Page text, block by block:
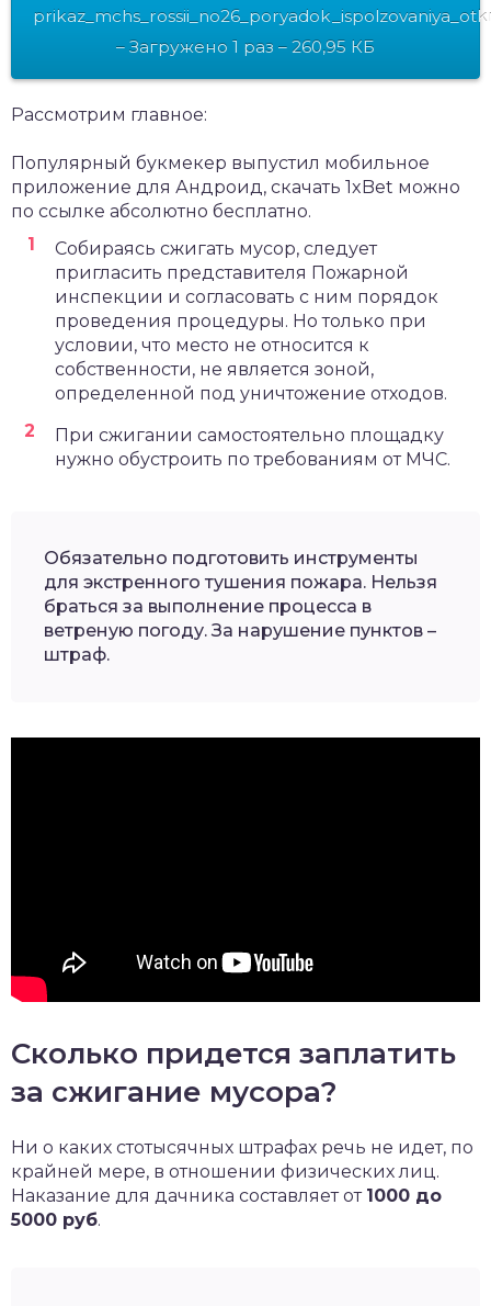
– Загружено 1 раз – 260,95 КБ
Рассмотрим главное:
Популярный букмекер выпустил мобильное
приложение для Андроид, скачать 1xBet можно
по ссылке абсолютно бесплатно.
Собираясь сжигать мусор, следует
пригласить представителя Пожарной
инспекции и согласовать с ним порядок
проведения процедуры. Но только при
условии, что место не относится к
собственности, не является зоной,
определенной под уничтожение отходов.
При сжигании самостоятельно площадку
нужно обустроить по требованиям от МЧС.
Обязательно подготовить инструменты
для экстренного тушения пожара. Нельзя
браться за выполнение процесса в
ветреную погоду. За нарушение пунктов –
штраф.
Сколько придется заплатить
за сжигание мусора?
Ни о каких стотысячных штрафах речь не идет, по
крайней мере, в отношении физических лиц.
Наказание для дачника составляет от 1000 до
5000 руб.